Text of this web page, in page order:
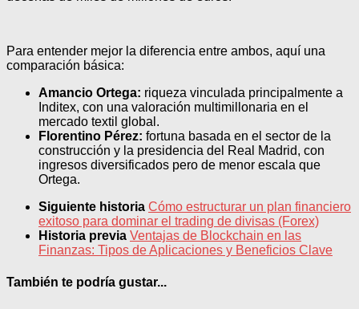
Para entender mejor la diferencia entre ambos, aquí una
comparación básica:
Amancio Ortega: riqueza vinculada principalmente a
Inditex, con una valoración multimillonaria en el
mercado textil global.
Florentino Pérez: fortuna basada en el sector de la
construcción y la presidencia del Real Madrid, con
ingresos diversificados pero de menor escala que
Ortega.
Siguiente historia Cómo estructurar un plan financiero
exitoso para dominar el trading de divisas (Forex)
Historia previa Ventajas de Blockchain en las
Finanzas: Tipos de Aplicaciones y Beneficios Clave
También te podría gustar...